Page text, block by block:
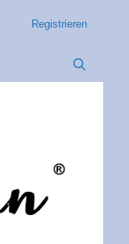
Registrieren